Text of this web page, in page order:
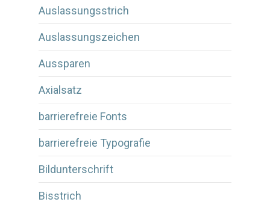
Auslassungsstrich
Auslassungszeichen
Aussparen
Axialsatz
barrierefreie Fonts
barrierefreie Typografie
Bildunterschrift
Bisstrich